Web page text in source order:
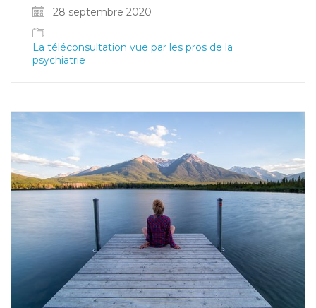
28 septembre 2020
La téléconsultation vue par les pros de la
psychiatrie